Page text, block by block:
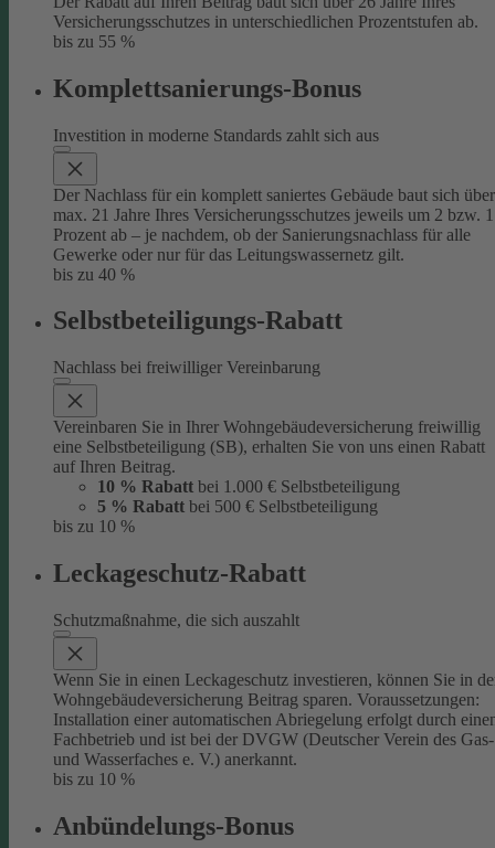
Versicherungsschutzes in unterschiedlichen Prozentstufen ab.
bis zu 55 %
Komplettsanierungs-Bonus
Investition in moderne Standards zahlt sich aus
Der Nachlass für ein komplett saniertes Gebäude baut sich über
max. 21 Jahre Ihres Versicherungsschutzes jeweils um 2 bzw. 1
Prozent ab – je nachdem, ob der Sanierungsnachlass für alle
Gewerke oder nur für das Leitungswassernetz gilt.
bis zu 40 %
Selbstbeteiligungs-Rabatt
Nachlass bei freiwilliger Vereinbarung
Vereinbaren Sie in Ihrer Wohngebäudeversicherung freiwillig
eine Selbstbeteiligung (SB), erhalten Sie von uns einen Rabatt
auf Ihren Beitrag.
10 % Rabatt bei 1.000 € Selbstbeteiligung
5 % Rabatt bei 500 € Selbstbeteiligung
bis zu 10 %
Leckageschutz-Rabatt
Schutzmaßnahme, die sich auszahlt
Wenn Sie in einen Leckageschutz investieren, können Sie in
Wohngebäudeversicherung Beitrag sparen. Voraussetzungen:
Installation einer automatischen Abriegelung erfolgt durch
Fachbetrieb und ist bei der DVGW (Deutscher Verein des Gas-
und Wasserfaches e. V.) anerkannt.
bis zu 10 %
Anbündelungs-Bonus